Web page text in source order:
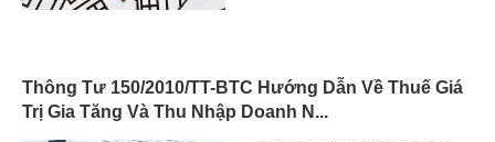
Thông Tư 150/2010/TT-BTC Hướng Dẫn Về Thuế Giá
Trị Gia Tăng Và Thu Nhập Doanh N...